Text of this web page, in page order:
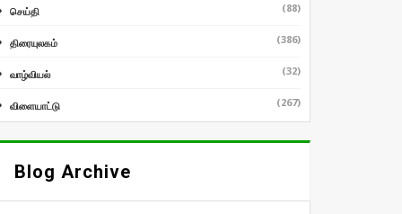
செய்தி (88)
திரையுலகம் (386)
வாழ்வியல் (32)
விளையாட்டு (267)
Blog Archive